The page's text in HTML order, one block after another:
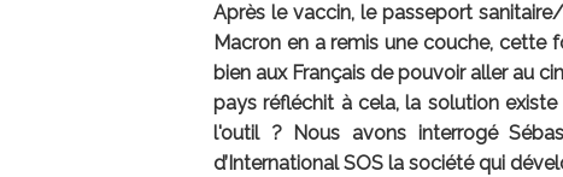
Après le vaccin, le passeport
Macron en a remis une couche, cette
bien aux Français de pouvoir aller au
pays réfléchit à cela, la solution
l'outil ? Nous avons interrogé
d’International SOS la société qui